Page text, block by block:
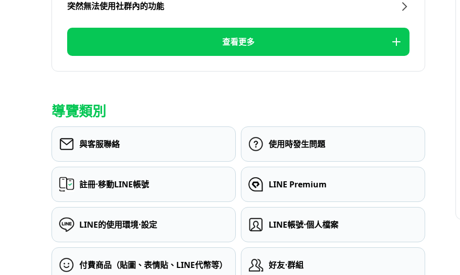
突然無法使用社群內的功能
查看更多
導覽類別
與客服聯絡 使用時發生問題
註冊⋅移動LINE帳號 LINE Premium
LINE的使用環境⋅設定 LINE帳號⋅個人檔案
付費商品（貼圖、表情貼、LINE代幣等） 好友⋅群組